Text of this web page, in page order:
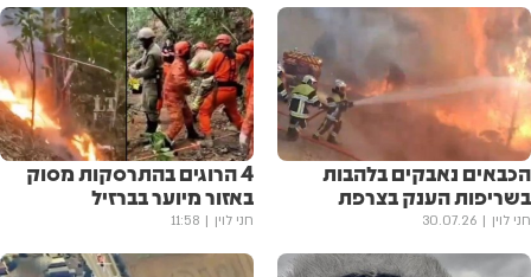
הכבאים נאבקים בלהבות
בשריפות הענק בצרפת
חני לוין 30.07.26
4 הרוגים בהתרסקות מסוק
באזור מיוער בברזיל
חני לוין 11:58